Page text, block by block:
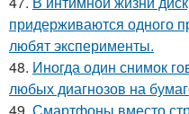
придерживаются одного
любят эксперименты.
48. Иногда один снимок
любых диагнозов на